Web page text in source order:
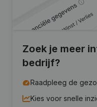
Zoek je meer
bedrijf?
Raadpleeg de
Kies voor snelle